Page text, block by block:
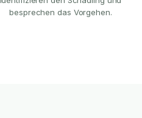
besprechen das Vorgehen.